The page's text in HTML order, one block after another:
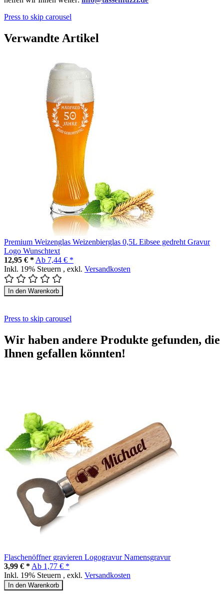
Press to skip carousel
Verwandte Artikel
Premium Weizenglas Weizenbierglas 0,5L Eibsee gedreht Gravur
Logo Wunschtext
12,95 € * Ab 7,44 € *
Inkl. 19% Steuern , exkl. Versandkosten
In den Warenkorb
Press to skip carousel
Wir haben andere Produkte gefunden, die
Ihnen gefallen könnten!
Flaschenöffner gravieren Logogravur Namensgravur
3,99 € * Ab 1,77 € *
Inkl. 19% Steuern , exkl. Versandkosten
In den Warenkorb